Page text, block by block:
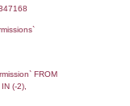
FROM `userlevels`
`userlevelname`